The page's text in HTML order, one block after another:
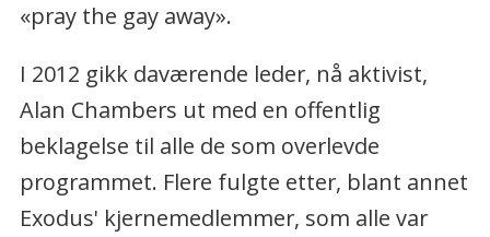
«pray the gay away».
I 2012 gikk daværende leder, nå aktivist,
Alan Chambers ut med en offentlig
beklagelse til alle de som overlevde
programmet. Flere fulgte etter, blant annet
Exodus' kjernemedlemmer, som alle var